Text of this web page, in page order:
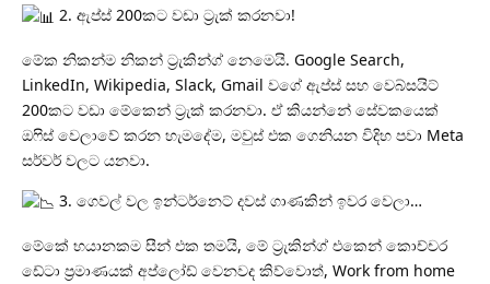
2. ඇප්ස් 200කට වඩා ට්‍රැක් කරනවා!
මේක නිකන්ම නිකන් ට්‍රැකින්ග් නෙමෙයි. Google Search,
LinkedIn, Wikipedia, Slack, Gmail වගේ ඇප්ස් සහ වෙබ්සයිට්
200කට වඩා මේකෙන් ට්‍රැක් කරනවා. ඒ කියන්නේ සේවකයෙක්
ඔෆිස් වෙලාවේ කරන හැමදේම, මවුස් එක ගෙනියන විදිහ පවා Meta
සර්වර් වලට යනවා.
3. ගෙවල් වල ඉන්ටර්නෙට් දවස් ගාණකින් ඉවර වෙලා…
මේකේ භයානකම සීන් එක තමයි, මේ ට්‍රැකින්ග් එකෙන් කොච්චර
ඩේටා ප්‍රමාණයක් අප්ලෝඩ් වෙනවද කිව්වොත්, Work from home